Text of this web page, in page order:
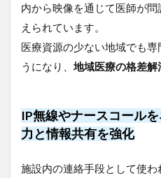
時
の
注
意
点
シー
ンに
応じ
信手
内から映像を通じて医師が
えられています。
医療資源の少ない地域でも
うになり、 地域医療の格差解
IP無線やナースコール
力と情報共有を強化
施設内の連絡手段として使